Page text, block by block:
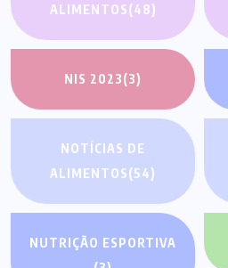
ALIMENTOS(48)
NIS 2023(3)
NOTÍCIAS DE
ALIMENTOS(54)
NUTRIÇÃO ESPORTIVA